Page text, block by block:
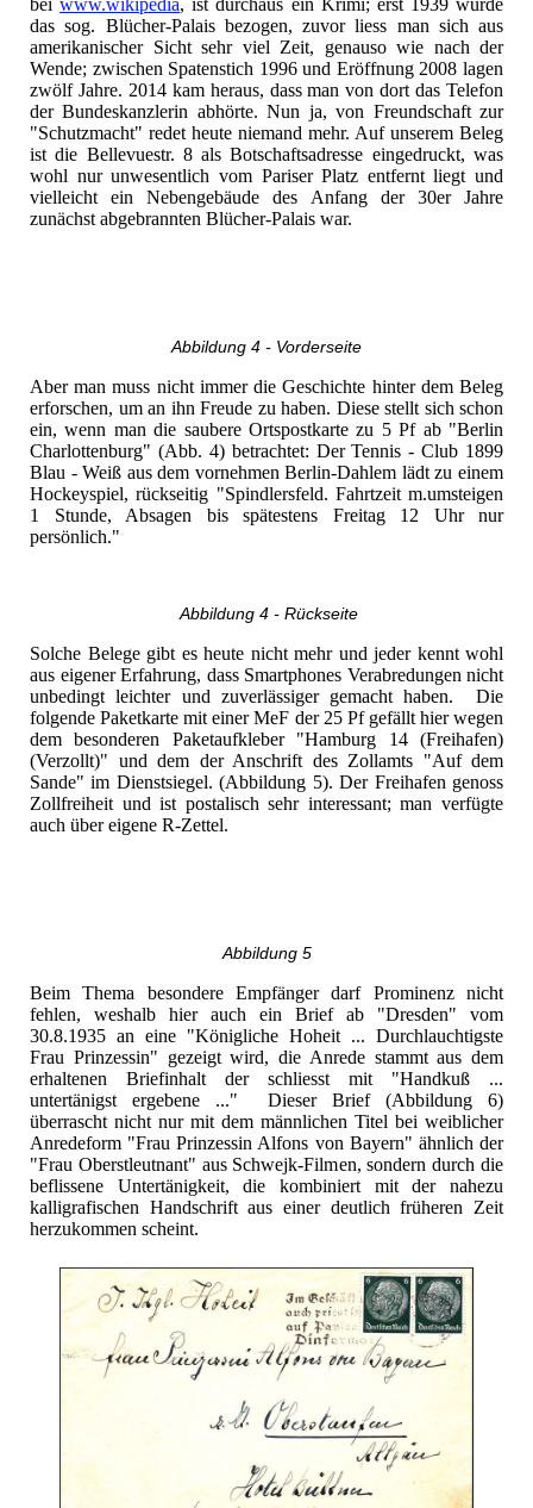
beiwww.wikipedia, ist durchaus ein Krimi; erst 1939 wurde
das sog. Blücher-Palais bezogen, zuvor liess man sich aus
amerikanischer Sicht sehr viel Zeit, genauso wie nach der
Wende; zwischen Spatenstich 1996 und Eröffnung 2008 lagen
zwölf Jahre. 2014 kam heraus, dass man von dort das Telefon
der Bundeskanzlerin abhörte. Nun ja, von Freundschaft zur
"Schutzmacht" redet heute niemand mehr. Auf unserem Beleg
ist die Bellevuestr. 8 als Botschaftsadresse eingedruckt, was
wohl nur unwesentlich vom Pariser Platz entfernt liegt und
vielleicht ein Nebengebäude des Anfang der 30er Jahre
zunächst abgebrannten Blücher-Palais war.
Abbildung 4 - Vorderseite
Aber man muss nicht immer die Geschichte hinter dem Beleg
erforschen, um an ihn Freude zu haben. Diese stellt sich schon
ein, wenn man die saubere Ortspostkarte zu 5 Pf ab "Berlin
Charlottenburg" (Abb. 4) betrachtet: Der Tennis - Club 1899
Blau - Weiß aus dem vornehmen Berlin-Dahlem lädt zu einem
Hockeyspiel, rückseitig "Spindlersfeld. Fahrtzeit m.umsteigen
1 Stunde, Absagen bis spätestens Freitag 12 Uhr nur
persönlich."
Abbildung 4 - Rückseite
Solche Belege gibt es heute nicht mehr und jeder kennt wohl
aus eigener Erfahrung, dass Smartphones Verabredungen nicht
unbedingt leichter und zuverlässiger gemacht haben. Die
folgende Paketkarte mit einer MeF der 25 Pf gefällt hier wegen
dem besonderen Paketaufkleber "Hamburg 14 (Freihafen)
(Verzollt)" und dem der Anschrift des Zollamts "Auf dem
Sande" im Dienstsiegel. (Abbildung 5). Der Freihafen genoss
Zollfreiheit und ist postalisch sehr interessant; man verfügte
auch über eigene R-Zettel.
Abbildung 5
Beim Thema besondere Empfänger darf Prominenz nicht
fehlen, weshalb hier auch ein Brief ab "Dresden" vom
30.8.1935 an eine "Königliche Hoheit ... Durchlauchtigste
Frau Prinzessin" gezeigt wird, die Anrede stammt aus dem
erhaltenen Briefinhalt der schliesst mit "Handkuß ...
untertänigst ergebene ..." Dieser Brief (Abbildung 6)
überrascht nicht nur mit dem männlichen Titel bei weiblicher
Anredeform "Frau Prinzessin Alfons von Bayern" ähnlich der
"Frau Oberstleutnant" aus Schwejk-Filmen, sondern durch die
beflissene Untertänigkeit, die kombiniert mit der nahezu
kalligrafischen Handschrift aus einer deutlich früheren Zeit
herzukommen scheint.